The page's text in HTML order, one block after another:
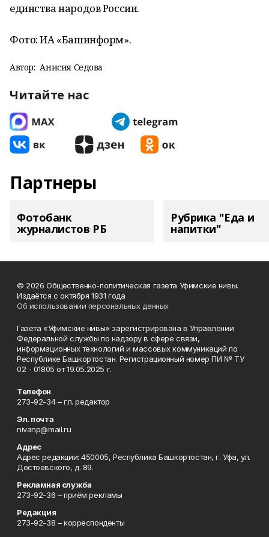
единства народов России.
Фото: ИА «Башинформ».
Автор: Анисия Седова
Читайте нас
Партнеры
Фотобанк
журналистов РБ
Рубрика "Еда и
напитки"
© 2026 Общественно-политическая газета Уфимские нивы.
Издаётся с октября 1931 года
Об использовании персональных данных
Газета «Уфимские нивы» зарегистрирована в Управлении
Федеральной службы по надзору в сфере связи,
информационных технологий и массовых коммуникаций по
Республике Башкортостан. Регистрационный номер ПИ № ТУ
02 - 01805 от 19.05.2025 г.
Телефон
273-92-34 – гл. редактор
Эл. почта
nivanp@mail.ru
Адрес
Адрес редакции: 450005, Республика Башкортостан, г. Уфа, ул.
Достоевского, д. 89.
Рекламная служба
273-92-36 – приём рекламы
Редакция
273-92-38 – корреспонденты